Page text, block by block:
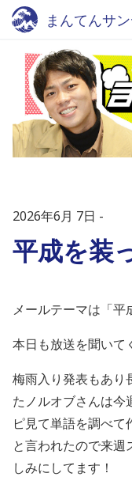
まんてんサ
2026年6月 7日
平成を装
メールテーマは「平
本日も放送を聞いて
梅雨入り発表もあり
たノルオブさんは今
ピ見て単語を調べ
と言われたので来週
しみにしてます！